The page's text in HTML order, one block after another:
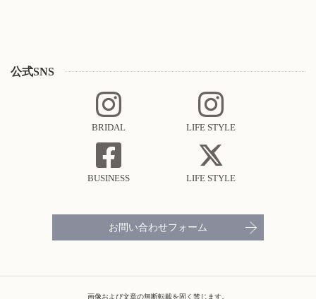
公式SNS
BRIDAL LIFE STYLE
BUSINESS LIFE STYLE
お問い合わせフォーム
画像および文章の無断転載を固く禁じます。